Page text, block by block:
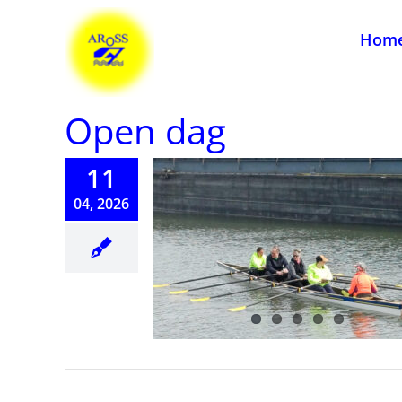
Open dag
11
04, 2026